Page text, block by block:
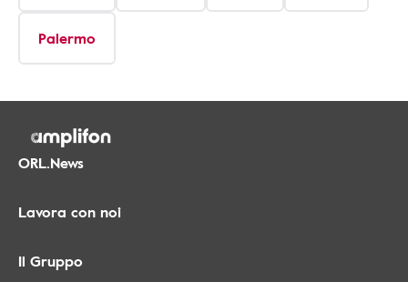
Palermo
ORL.News
Lavora con noi
Il Gruppo